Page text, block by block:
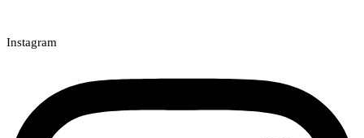
Instagram